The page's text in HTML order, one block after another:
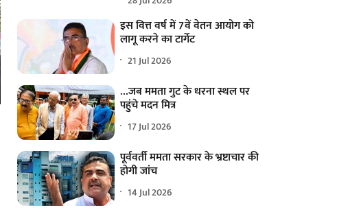
इस वित्त वर्ष में 7वें वेतन आयोग को
लागू करने का टार्गेट
21 Jul 2026
...जब ममता गुट के धरना स्थल पर
पहुंचे मदन मित्र
17 Jul 2026
पूर्ववर्ती ममता सरकार के भ्रष्टाचार की
होगी जांच
14 Jul 2026